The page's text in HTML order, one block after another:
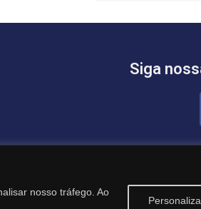
nosso tráfego. Ao
Siga
(19) 99131-1969